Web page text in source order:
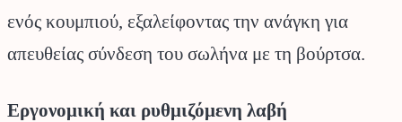
ενός κουμπιού, εξαλείφοντας την ανάγκη για
απευθείας σύνδεση του σωλήνα με τη βούρτσα.
Εργονομική και ρυθμιζόμενη λαβή